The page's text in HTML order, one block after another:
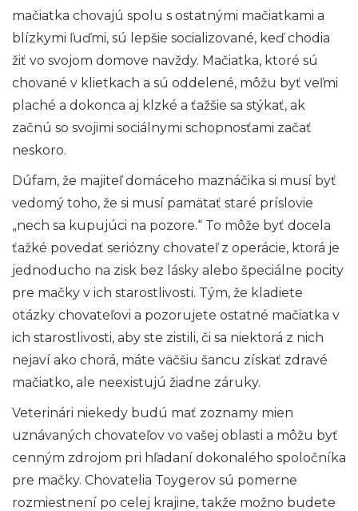
mačiatka chovajú spolu s ostatnými mačiatkami a
blízkymi ľuďmi, sú lepšie socializované, keď chodia
žiť vo svojom domove navždy. Mačiatka, ktoré sú
chované v klietkach a sú oddelené, môžu byť veľmi
plaché a dokonca aj klzké a ťažšie sa stýkať, ak
začnú so svojimi sociálnymi schopnosťami začať
neskoro.
Dúfam, že majiteľ domáceho maznáčika si musí byť
vedomý toho, že si musí pamätať staré príslovie
„nech sa kupujúci na pozore.“ To môže byť docela
ťažké povedať seriózny chovateľ z operácie, ktorá je
jednoducho na zisk bez lásky alebo špeciálne pocity
pre mačky v ich starostlivosti. Tým, že kladiete
otázky chovateľovi a pozorujete ostatné mačiatka v
ich starostlivosti, aby ste zistili, či sa niektorá z nich
nejaví ako chorá, máte väčšiu šancu získať zdravé
mačiatko, ale neexistujú žiadne záruky.
Veterinári niekedy budú mať zoznamy mien
uznávaných chovateľov vo vašej oblasti a môžu byť
cenným zdrojom pri hľadaní dokonalého spoločníka
pre mačky. Chovatelia Toygerov sú pomerne
rozmiestnení po celej krajine, takže možno budete